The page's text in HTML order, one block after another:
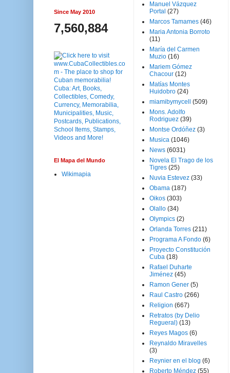
Since May 2010
7,560,884
El Mapa del Mundo
Wikimapia
Manuel Vázquez
Portal (27)
Marcos Tamames (46)
Maria Antonia Borroto
(11)
María del Carmen
Muzio (16)
Mariem Gómez
Chacour (12)
Matías Montes
Huidobro (24)
miamibymycell
(509)
Mons. Adolfo
Rodriguez (39)
Montse Ordóñez (3)
Musica (1046)
News (6031)
Novela El Trago de los
Tigres (25)
Nuvia Estevez (33)
Obama (187)
Oikos (303)
Olallo (34)
Olympics (2)
Orlanda Torres (211)
Programa A Fondo (6)
Proyecto Constitución
Cuba (18)
Rafael Duharte
Jiménez (45)
Ramon Gener (5)
Raul Castro (266)
Religion (667)
Retratos (by Delio
Regueral) (13)
Reyes Magos (6)
Reynaldo Miravelles
(3)
Reynier en el blog (6)
Roberto Méndez (55)